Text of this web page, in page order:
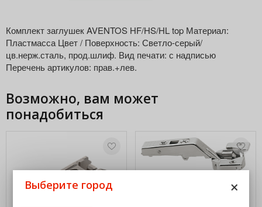
Комплект заглушек AVENTOS HF/HS/HL top Материал:
Пластмасса Цвет / Поверхность: Светло-серый/
цв.нерж.сталь, прод.шлиф. Вид печати: с надписью
Перечень артикулов: прав.+лев.
Возможно, вам может
понадобиться
HF Средняя петля CLIP top
×
Выберите город